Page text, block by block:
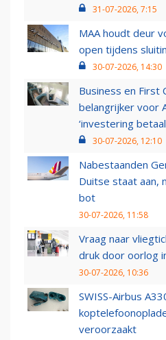
31-07-2026, 7:15
MAA houdt deur
open tijdens
30-07-2026, 14:30
Business en First
belangrijker voor
‘investering
30-07-2026, 12:10
Nabestaanden
Duitse staat aan,
bot
30-07-2026, 11:58
Vraag naar
druk door oorlog
30-07-2026, 10:36
SWISS-Airbus
veroorzaakt